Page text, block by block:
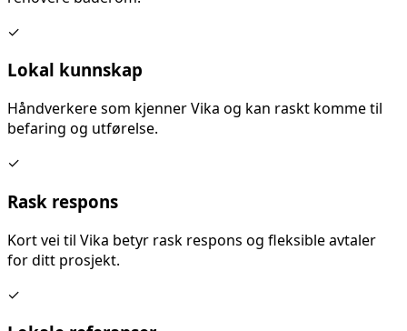
✓
Lokal kunnskap
Håndverkere som kjennerVika og kan raskt komme til
befaring og utførelse.
✓
Rask respons
Kort vei til Vika betyr rask respons og fleksible avtaler
for ditt prosjekt.
✓